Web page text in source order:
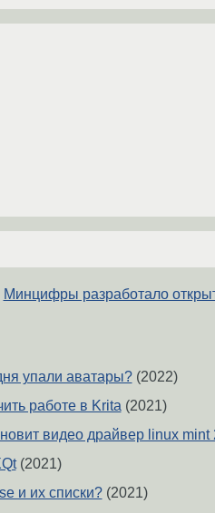
Минцифры разработало
упали аватары?(2022)
работе в Krita(2021)
видео драйвер linux mint
(2021)
и их списки?(2021)